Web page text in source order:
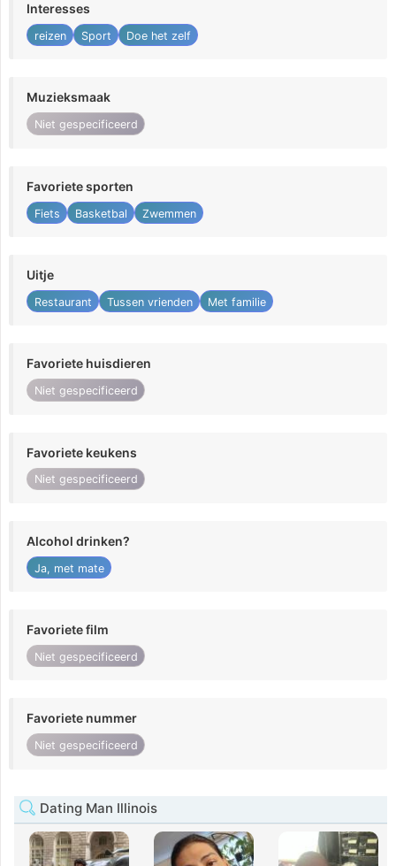
Interesses
reizen Sport Doe het zelf
Muzieksmaak
Niet gespecificeerd
Favoriete sporten
Fiets Basketbal Zwemmen
Uitje
Restaurant Tussen vrienden Met familie
Favoriete huisdieren
Niet gespecificeerd
Favoriete keukens
Niet gespecificeerd
Alcohol drinken?
Ja, met mate
Favoriete film
Niet gespecificeerd
Favoriete nummer
Niet gespecificeerd
Dating Man Illinois